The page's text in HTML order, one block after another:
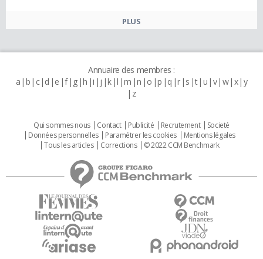
PLUS
Annuaire des membres :
a b c d e f g h i j k l m n o p q r s t u v w x y
z
Qui sommes nous Contact Publicité Recrutement
Societé
Données personnelles
Paramétrer les cookies
Mentions légales
Tous les articles
Corrections © 2022 CCM Benchmark